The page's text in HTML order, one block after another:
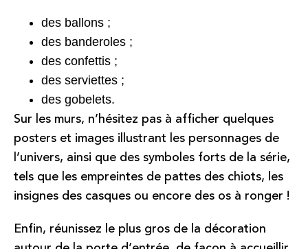
des ballons ;
des banderoles ;
des confettis ;
des serviettes ;
des gobelets.
Sur les murs, n’hésitez pas à afficher quelques
posters et images illustrant les personnages de
l’univers, ainsi que des symboles forts de la série,
tels que les empreintes de pattes des chiots, les
insignes des casques ou encore des os à ronger !
Enfin, réunissez le plus gros de la décoration